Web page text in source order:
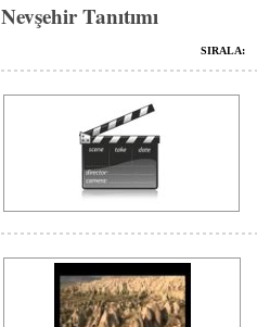
Nevşehir Tanıtımı
SIRALA: